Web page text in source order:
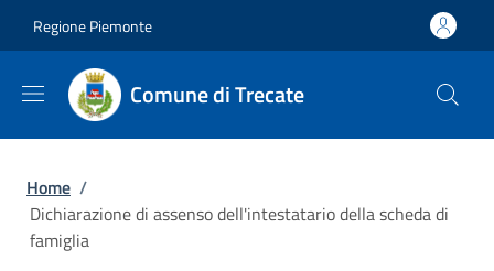
Regione Piemonte
Comune di Trecate
Briciole di pane
Home /
Dichiarazione di assenso dell'intestatario della scheda di
famiglia